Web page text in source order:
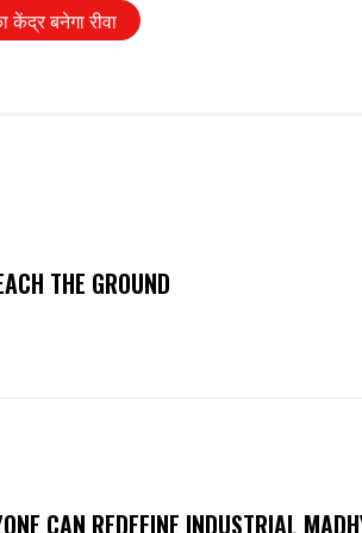
बनेगा रीवा
THE GROUND
CAN REDEFINE INDUSTRIAL